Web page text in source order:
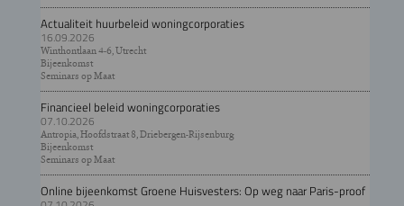
Actualiteit huurbeleid woningcorporaties
16.09.2026
Winthontlaan 4-6, Utrecht
Bijeenkomst
Seminars op Maat
Financieel beleid woningcorporaties
07.10.2026
Antropia, Hoofdstraat 8, Driebergen-Rijsenburg
Bijeenkomst
Seminars op Maat
Online bijeenkomst Groene Huisvesters: Op weg naar Paris-proof